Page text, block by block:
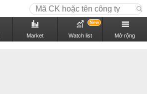
Market Watch list
New
Mở rộng